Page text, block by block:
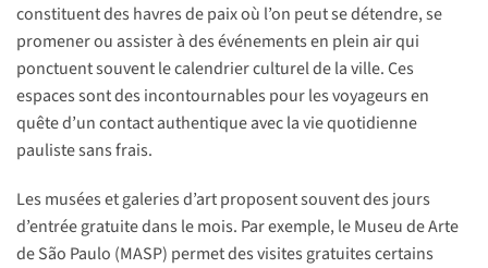
constituent des havres de paix où l’on peut se détendre, se
promener ou assister à des événements en plein air qui
ponctuent souvent le calendrier culturel de la ville. Ces
espaces sont des incontournables pour les voyageurs en
quête d’un contact authentique avec la vie quotidienne
pauliste sans frais.
Les musées et galeries d’art proposent souvent des jours
d’entrée gratuite dans le mois. Par exemple, le Museu de Arte
de São Paulo (MASP) permet des visites gratuites certains